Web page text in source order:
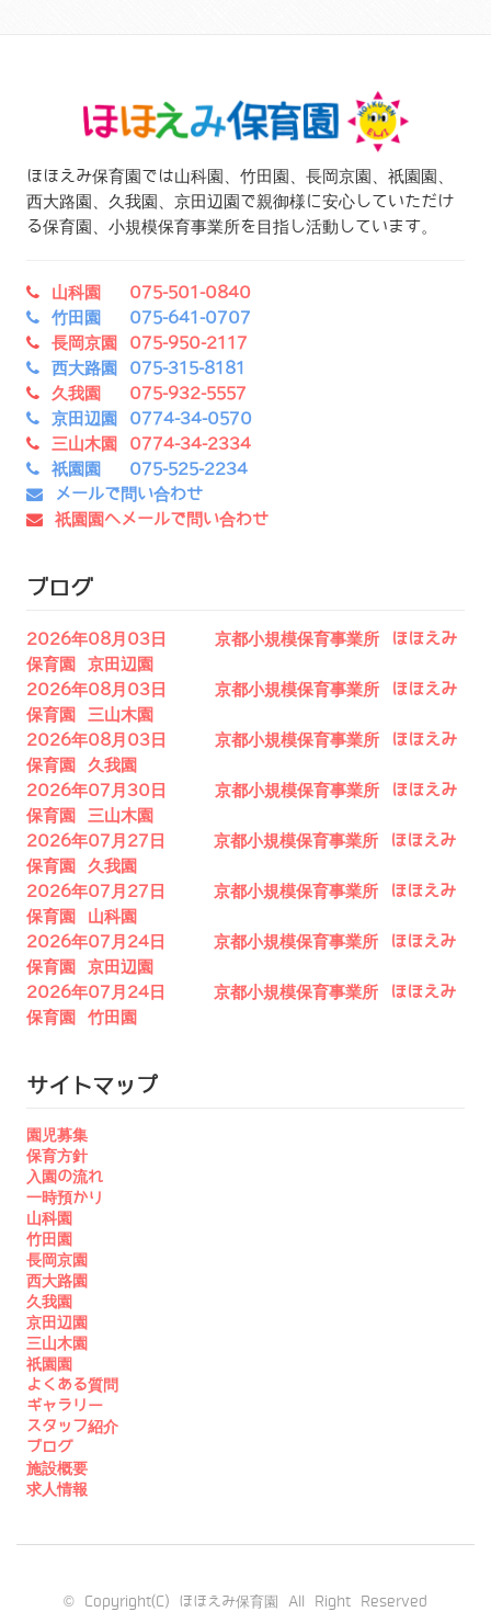
ほほえみ保育園では山科園、竹田園、長岡京園、祇園園、
西大路園、久我園、京田辺園で親御様に安心していただけ
る保育園、小規模保育事業所を目指し活動しています。
山科園 075-501-0840
竹田園 075-641-0707
長岡京園 075-950-2117
西大路園 075-315-8181
久我園 075-932-5557
京田辺園 0774-34-0570
三山木園 0774-34-2334
祇園園 075-525-2234
メールで問い合わせ
祇園園へメールで問い合わせ
ブログ
2026年08月03日 京都小規模保育事業所 ほほえみ
保育園 京田辺園
2026年08月03日 京都小規模保育事業所 ほほえみ
保育園 三山木園
2026年08月03日 京都小規模保育事業所 ほほえみ
保育園 久我園
2026年07月30日 京都小規模保育事業所 ほほえみ
保育園 三山木園
2026年07月27日 京都小規模保育事業所 ほほえみ
保育園 久我園
2026年07月27日 京都小規模保育事業所 ほほえみ
保育園 山科園
2026年07月24日 京都小規模保育事業所 ほほえみ
保育園 京田辺園
2026年07月24日 京都小規模保育事業所 ほほえみ
保育園 竹田園
サイトマップ
園児募集
保育方針
入園の流れ
一時預かり
山科園
竹田園
長岡京園
西大路園
久我園
京田辺園
三山木園
祇園園
よくある質問
ギャラリー
スタッフ紹介
ブログ
施設概要
求人情報
© Copyright(C) ほほえみ保育園 All Right Reserved